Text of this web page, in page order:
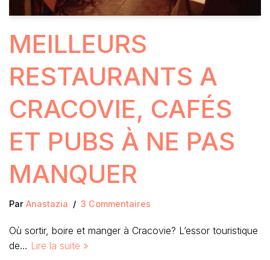
MEILLEURS
RESTAURANTS A
CRACOVIE, CAFÉS
ET PUBS À NE PAS
MANQUER
Par Anastazia 3 Commentaires
Où sortir, boire et manger à Cracovie? L’essor touristique
de… Lire la suite »